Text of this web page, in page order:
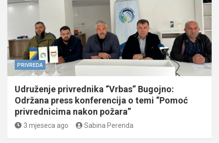
PRIVREDA
Udruženje privrednika “Vrbas” Bugojno:
Održana press konferencija o temi “Pomoć
privrednicima nakon požara”
3 mjeseca ago Sabina Perenda